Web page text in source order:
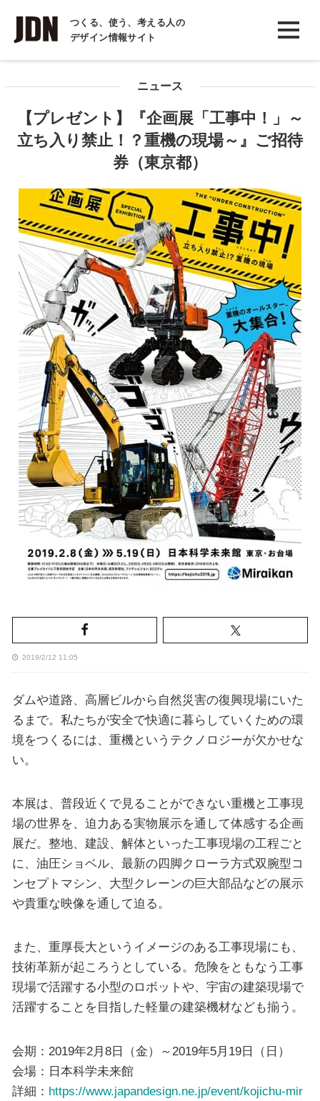
つくる、使う、考える人の
デザイン情報サイト
INTERVIEW
インタビュー
COLUMN
ニュース
【プレゼント】『企画展「工事中！」～
立ち入り禁止！？重機の現場～』ご招待
券（東京都）
2019/2/12 11:05
ダムや道路、高層ビルから自然災害の復興現場にいた
るまで。私たちが安全で快適に暮らしていくための環
境をつくるには、重機というテクノロジーが欠かせな
い。
本展は、普段近くで見ることができない重機と工事現
場の世界を、迫力ある実物展示を通して体感する企画
展だ。整地、建設、解体といった工事現場の工程ごと
に、油圧ショベル、最新の四脚クローラ方式双腕型コ
ンセプトマシン、大型クレーンの巨大部品などの展示
や貴重な映像を通して迫る。
また、重厚長大というイメージのある工事現場にも、
技術革新が起ころうとしている。危険をともなう工事
現場で活躍する小型のロボットや、宇宙の建築現場で
活躍することを目指した軽量の建築機材なども揃う。
会期：2019年2月8日（金）～2019年5月19日（日）
会場：日本科学未来館
詳細： https://www.japandesign.ne.jp/event/kojichu-mir